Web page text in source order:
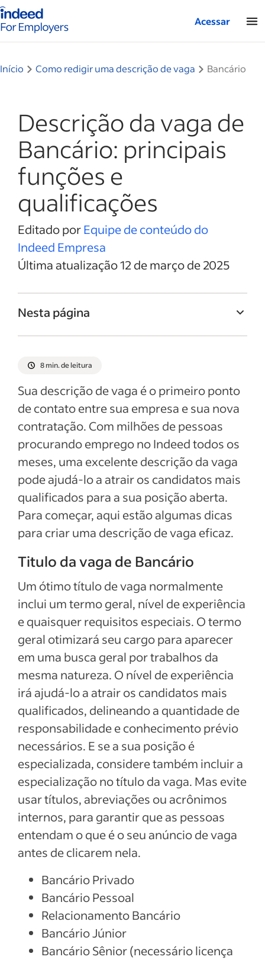
inicial do Indeed — Para empresas
Acessar
Início Como redigir uma descrição de vaga Bancário
Descrição da vaga de
Bancário: principais
funções e
qualificações
Editado porEquipe de conteúdo do
Indeed Empresa
Última atualização 12 de março de 2025
Nesta página
Resumo da vaga de Bancário
Responsabilidades e deveres de Bancário
Qualificações e habilidades de Bancário
Exemplos de descrição da vaga
Ver mais
8 min. de leitura
Sua descrição de vaga é o primeiro ponto
de contato entre sua empresa e sua nova
contratação. Com milhões de pessoas
procurando emprego no Indeed todos os
meses, uma excelente descrição da vaga
pode ajudá-lo a atrair os candidatos mais
qualificados para a sua posição aberta.
Para começar, aqui estão algumas dicas
para criar uma descrição de vaga eficaz.
Titulo da vaga de Bancário
Um ótimo título de vaga normalmente
inclui um termo geral, nível de experiência
e quaisquer requisitos especiais. O termo
geral otimizará seu cargo para aparecer
em uma busca geral por trabalhos da
mesma natureza. O nível de experiência
irá ajudá-lo a atrair os candidatos mais
qualificados, delineando a quantidade de
responsabilidade e conhecimento prévio
necessários. E se a sua posição é
especializada, considere também incluir a
especialização no título da vaga. Mas evite
usar títulos, abreviações ou acrônimos
internos, para garantir que as pessoas
entendam o que é o seu anúncio de vaga
antes de clicarem nela.
Bancário Privado
Bancário Pessoal
Relacionamento Bancário
Bancário Júnior
Bancário Sênior (necessário licença